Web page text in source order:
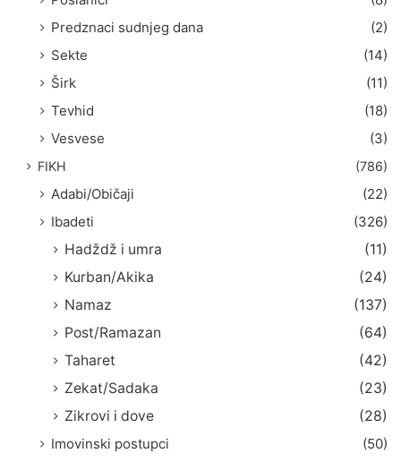
Predznaci sudnjeg dana
(2)
Sekte
(14)
Širk
(11)
Tevhid
(18)
Vesvese
(3)
FIKH (786)
Adabi/Običaji
(22)
Ibadeti
(326)
Hadždž i umra
(11)
Kurban/Akika
(24)
Namaz
(137)
Post/Ramazan
(64)
Taharet
(42)
Zekat/Sadaka
(23)
Zikrovi i dove
(28)
Imovinski postupci
(50)